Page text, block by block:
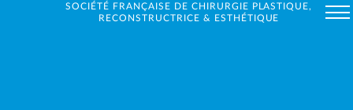
SOCIÉTÉ FRANÇAISE DE CHIRURGIE PLASTIQUE,
RECONSTRUCTRICE & ESTHÉTIQUE